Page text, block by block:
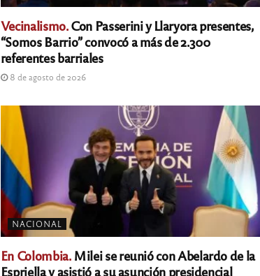
Vecinalismo.Con Passerini y Llaryora presentes,
“Somos Barrio” convocó a más de 2.300
referentes barriales
8 de agosto de 2026
NACIONAL
En Colombia.Milei se reunió con Abelardo de la
Espriella y asistió a su asunción presidencial